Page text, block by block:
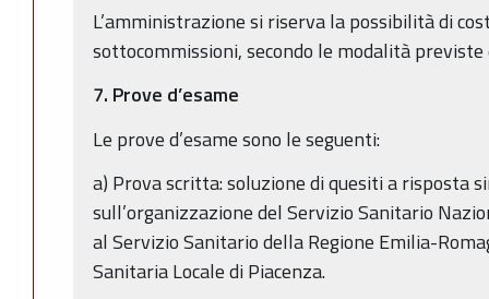
L’amministrazione si riserva la possibilità di
sottocommissioni, secondo le modalità
7. Prove d’esame
Le prove d’esame sono le seguenti:
a) Prova scritta: soluzione di quesiti a risposta
sull’organizzazione del Servizio Sanitario
al Servizio Sanitario della Regione Emilia-
Sanitaria Locale di Piacenza.